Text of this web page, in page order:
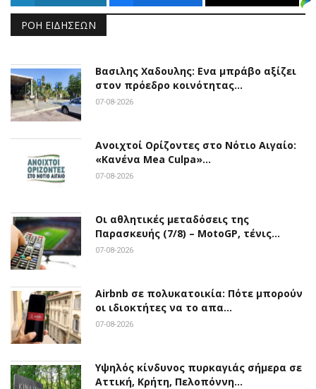
ΡΟΉ ΕΙΔΉΣΕΩΝ
Βασιλης Χαδουλης: Ενα μπράβο αξίζει
στον πρόεδρο κοινότητας…
07-08-2026
Ανοιχτοί Ορίζοντες στο Νότιο Αιγαίο:
«Κανένα Mea Culpa»…
07-08-2026
Οι αθλητικές μεταδόσεις της
Παρασκευής (7/8) – MotoGP, τένις…
07-08-2026
Airbnb σε πολυκατοικία: Πότε μπορούν
οι ιδιοκτήτες να το απα…
07-08-2026
Υψηλός κίνδυνος πυρκαγιάς σήμερα σε
Αττική, Κρήτη, Πελοπόννη…